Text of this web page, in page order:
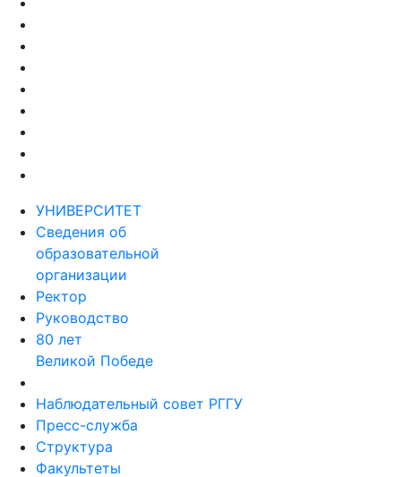
УНИВЕРСИТЕТ
Сведения об
образовательной
организации
Ректор
Руководство
80 лет
Великой Победе
Наблюдательный совет РГГУ
Пресс-служба
Структура
Факультеты